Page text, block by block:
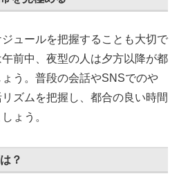
ュールを把握することも大切で
前中、夜型の人は夕方以降が都
う。普段の会話やSNSでのや
ズムを把握し、都合の良い時間
ょう。
？